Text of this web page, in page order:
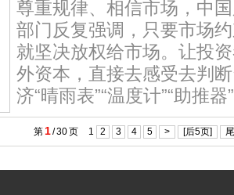
尊重规律、相信市场，中
部门反复强调，只要市场
就坚决放权给市场。让投
外资本，直接去感受去判
济“晴雨表”“温度计”“助推
第 1/30页 1 2 3 4 5 > [后5页]